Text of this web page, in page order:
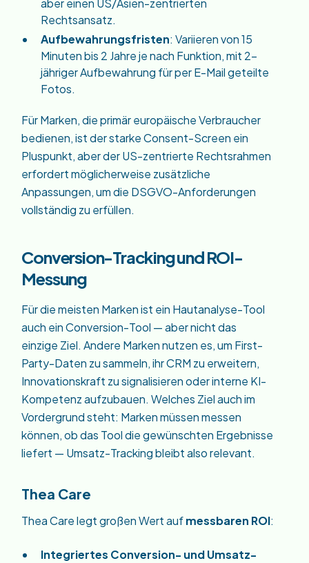
aber einen US/Asien-zentrierten
Rechtsansatz.
Aufbewahrungsfristen: Variieren von 15
Minuten bis 2 Jahre je nach Funktion, mit 2-
jähriger Aufbewahrung für per E-Mail geteilte
Fotos.
Für Marken, die primär europäische Verbraucher
bedienen, ist der starke Consent-Screen ein
Pluspunkt, aber der US-zentrierte Rechtsrahmen
erfordert möglicherweise zusätzliche
Anpassungen, um die DSGVO-Anforderungen
vollständig zu erfüllen.
Conversion-Tracking und ROI-
Messung
Für die meisten Marken ist ein Hautanalyse-Tool
auch ein Conversion-Tool — aber nicht das
einzige Ziel. Andere Marken nutzen es, um First-
Party-Daten zu sammeln, ihr CRM zu erweitern,
Innovationskraft zu signalisieren oder interne KI-
Kompetenz aufzubauen. Welches Ziel auch im
Vordergrund steht: Marken müssen messen
können, ob das Tool die gewünschten Ergebnisse
liefert — Umsatz-Tracking bleibt also relevant.
Thea Care
Thea Care legt großen Wert aufmessbaren ROI:
Integriertes Conversion- und Umsatz-